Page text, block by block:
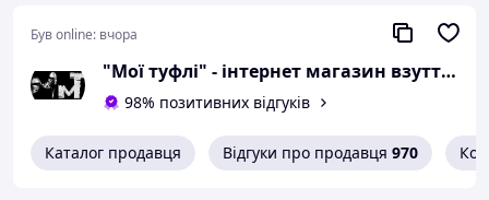
розмір 43 - 27,5
сантиметра.
Можлива похибка вимірювань +/- 2мм.
необхідний розмір вказуйте в
Був online: вчора
"Мої туфлі" - інтернет магазин взуття на всі випадки життя.
98% позитивних відгуків
Каталог продавця Відгуки про продавця 970